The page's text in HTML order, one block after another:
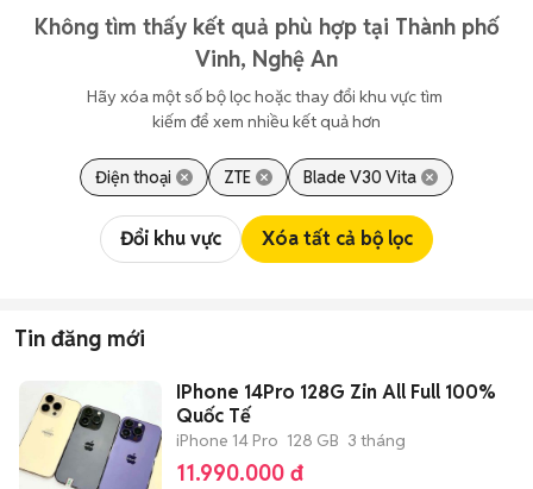
Không tìm thấy kết quả phù hợp tại Thành phố
Vinh, Nghệ An
Hãy xóa một số bộ lọc hoặc thay đổi khu vực tìm
kiếm để xem nhiều kết quả hơn
Điện thoại ZTE Blade V30 Vita
Đổi khu vực Xóa tất cả bộ lọc
Tin đăng mới
IPhone 14Pro 128G Zin All Full 100%
Quốc Tế
iPhone 14 Pro 128 GB 3 tháng
11.990.000 đ